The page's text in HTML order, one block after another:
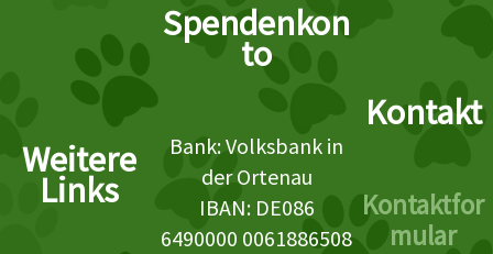
Weitere
Links
Spendenkon
to
Bank: Volksbank in
der Ortenau
IBAN: DE086
6490000 0061886508
Kontakt
Kontaktfor
mular